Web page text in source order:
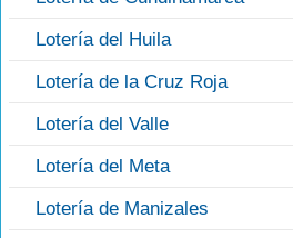
Lotería del Huila
Lotería de la Cruz Roja
Lotería del Valle
Lotería del Meta
Lotería de Manizales